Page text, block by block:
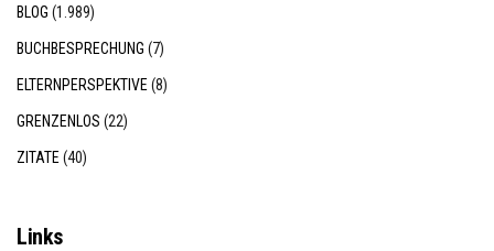
BLOG (1.989)
BUCHBESPRECHUNG (7)
ELTERNPERSPEKTIVE (8)
GRENZENLOS (22)
ZITATE (40)
Links